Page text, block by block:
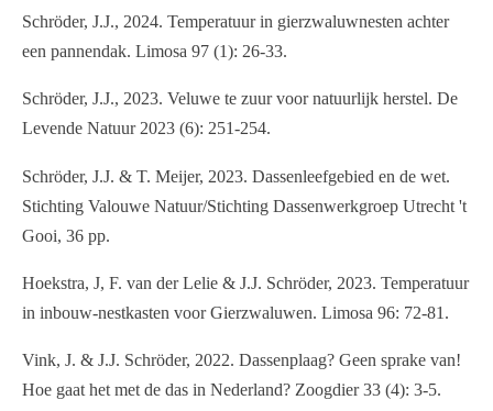
Schröder, J.J., 2024. Temperatuur in gierzwaluwnesten achter
een pannendak. Limosa 97 (1): 26-33.
Schröder, J.J., 2023. Veluwe te zuur voor natuurlijk herstel. De
Levende Natuur 2023 (6): 251-254.
Schröder, J.J. & T. Meijer, 2023. Dassenleefgebied en de wet.
Stichting Valouwe Natuur/Stichting Dassenwerkgroep Utrecht 't
Gooi, 36 pp.
Hoekstra, J, F. van der Lelie & J.J. Schröder, 2023. Temperatuur
in inbouw-nestkasten voor Gierzwaluwen. Limosa 96: 72-81.
Vink, J. & J.J. Schröder, 2022. Dassenplaag? Geen sprake van!
Hoe gaat het met de das in Nederland? Zoogdier 33 (4): 3-5.